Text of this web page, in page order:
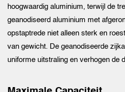
hoogwaardig aluminium, terwijl de
geanodiseerd aluminium met
opstaptrede niet alleen sterk en
van gewicht. De geanodiseerde
uniforme uitstraling en verhogen de